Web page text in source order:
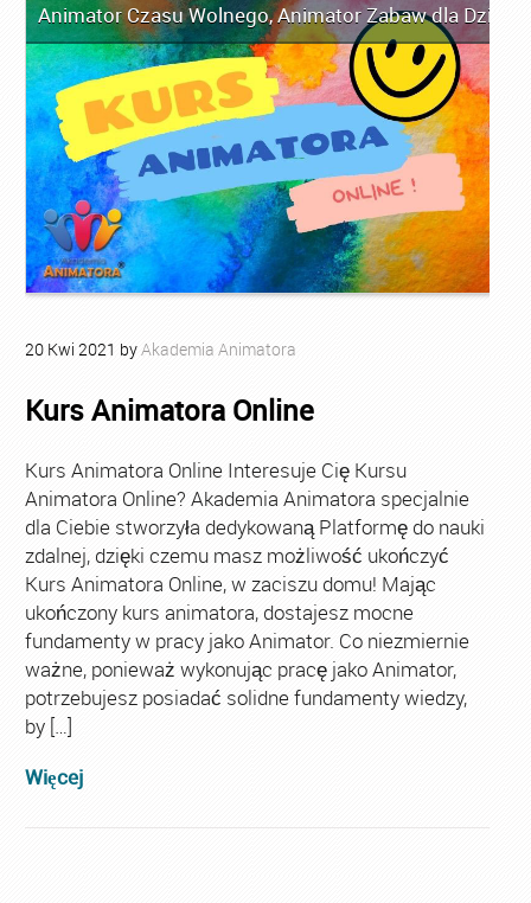
Animator Czasu Wolnego,Animator Zabaw dla Dzieci
20 Kwi 2021 byAkademia Animatora
Kurs Animatora Online
Kurs Animatora Online Interesuje Cię Kursu
Animatora Online? Akademia Animatora specjalnie
dla Ciebie stworzyła dedykowaną Platformę do nauki
zdalnej, dzięki czemu masz możliwość ukończyć
Kurs Animatora Online, w zaciszu domu! Mając
ukończony kurs animatora, dostajesz mocne
fundamenty w pracy jako Animator. Co niezmiernie
ważne, ponieważ wykonując pracę jako Animator,
potrzebujesz posiadać solidne fundamenty wiedzy,
by […]
Więcej